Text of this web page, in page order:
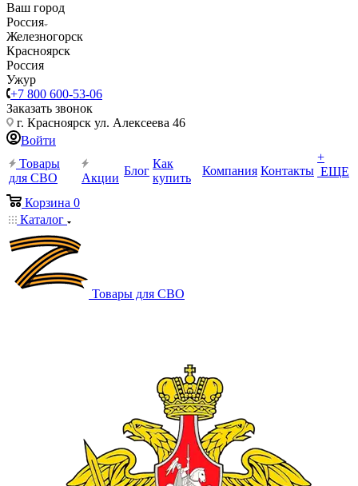
Ваш город
Россия
Железногорск
Красноярск
Россия
Ужур
+7 800 600-53-06
Заказать звонок
г. Красноярск ул. Алексеева 46
Войти
Товары
для СВО
Акции
Блог
Как
купить
Компания Контакты
+
ЕЩЕ
Корзина 0
Каталог
Товары для СВО